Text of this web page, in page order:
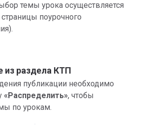
темы урока осуществляется
поурочного
из раздела КТП
публикации необходимо
«Распределить», чтобы
по урокам.